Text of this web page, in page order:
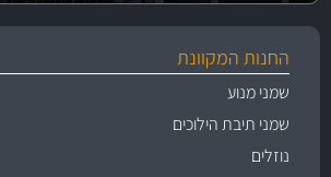
החנות המקוונת
שמני מנוע
שמני תיבת הילוכים
נוזלים